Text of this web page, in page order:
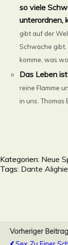
so viele
unterordnen,
gibt auf der
Schwache gibt,
komme, was
Das Leben
reine Flamme
in uns. Thomas
Kategorien: Neue
Tags: Dante
Vorheriger Beitrag